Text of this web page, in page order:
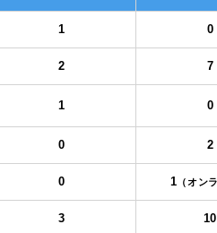
1 0
2 7
1 0
0 2
0 1 （オン
3 10